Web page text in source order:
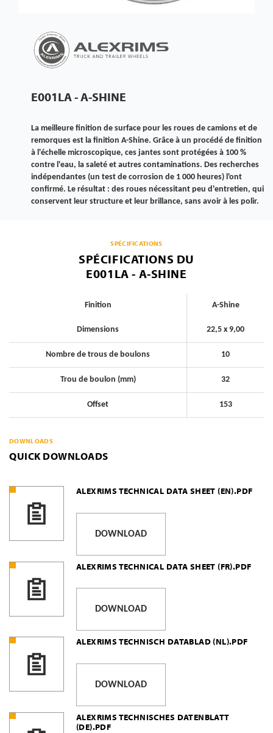
E001LA - A-SHINE
La meilleure finition de surface pour les roues de camions et de
remorques est la finition A-Shine. Grâce à un procédé de finition
à l'échelle microscopique, ces jantes sont protégées à 100 %
contre l'eau, la saleté et autres contaminations. Des recherches
indépendantes (un test de corrosion de 1 000 heures) l'ont
confirmé. Le résultat : des roues nécessitant peu d'entretien, qui
conservent leur structure et leur brillance, sans avoir à les polir.
SPÉCIFICATIONS
SPÉCIFICATIONS DU
E001LA - A-SHINE
Finition A-Shine
Dimensions 22,5 x 9,00
Nombre de trous de boulons 10
Trou de boulon (mm) 32
Offset 153
DOWNLOADS
QUICK DOWNLOADS
ALEXRIMS TECHNICAL DATA SHEET (EN).PDF
DOWNLOAD
ALEXRIMS TECHNICAL DATA SHEET (FR).PDF
DOWNLOAD
ALEXRIMS TECHNISCH DATABLAD (NL).PDF
DOWNLOAD
ALEXRIMS TECHNISCHES DATENBLATT
(DE).PDF